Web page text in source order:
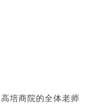
培商院的全体老师